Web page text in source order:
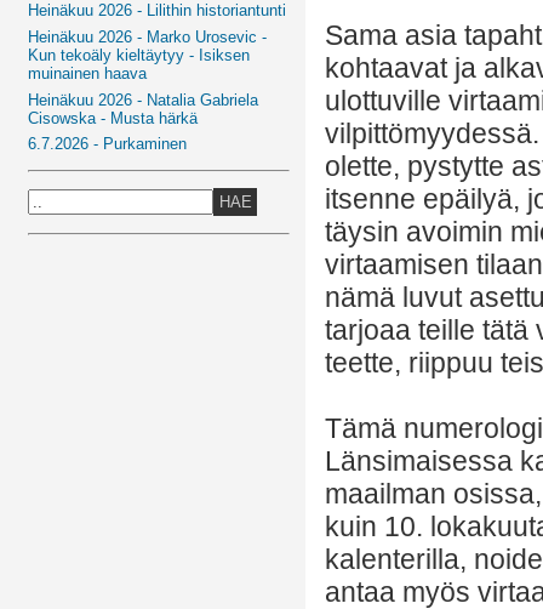
Heinäkuu 2026 - Lilithin historiantunti
Heinäkuu 2026 - Marko Urosevic -
Kun tekoäly kieltäytyy - Isiksen
muinainen haava
Heinäkuu 2026 - Natalia Gabriela
Cisowska - Musta härkä
6.7.2026 - Purkaminen
HAE
Sama asia
kohtaavat ja
ulottuville
olette, pystytte
itsenne epäilyä,
täysin avoimin
virtaamisen
nämä luvut
tarjoaa teille tätä
teette, riippuu
Tämä
Länsimaisessa
maailman
kuin 10.
kalenterilla,
antaa myös